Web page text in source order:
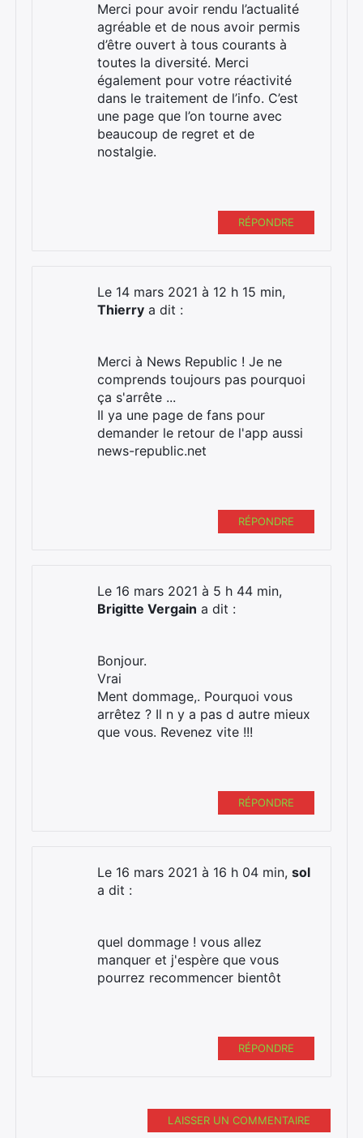
Merci pour avoir rendu l’actualité
agréable et de nous avoir permis
d’être ouvert à tous courants à
toutes la diversité. Merci
également pour votre réactivité
dans le traitement de l’info. C’est
une page que l’on tourne avec
beaucoup de regret et de
nostalgie.
RÉPONDRE
Le 14 mars 2021 à 12 h 15 min,
Thierry a dit :
Merci à News Republic ! Je ne
comprends toujours pas pourquoi
ça s'arrête ...
Il ya une page de fans pour
demander le retour de l'app aussi
news-republic.net
RÉPONDRE
Le 16 mars 2021 à 5 h 44 min,
Brigitte Vergain a dit :
Bonjour.
Vrai
Ment dommage,. Pourquoi vous
arrêtez ? Il n y a pas d autre mieux
que vous. Revenez vite !!!
RÉPONDRE
Le 16 mars 2021 à 16 h 04 min, sol
a dit :
quel dommage ! vous allez
manquer et j'espère que vous
pourrez recommencer bientôt
RÉPONDRE
LAISSER UN COMMENTAIRE